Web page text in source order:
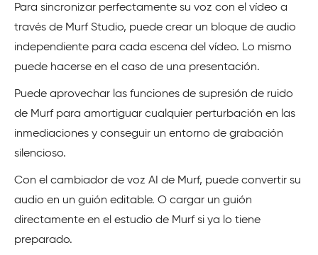
Para sincronizar perfectamente su voz con el vídeo a
través de Murf Studio, puede crear un bloque de audio
independiente para cada escena del vídeo. Lo mismo
puede hacerse en el caso de una presentación.
Puede aprovechar las funciones de supresión de ruido
de Murf para amortiguar cualquier perturbación en las
inmediaciones y conseguir un entorno de grabación
silencioso.
Con el cambiador de voz AI de Murf, puede convertir su
audio en un guión editable. O cargar un guión
directamente en el estudio de Murf si ya lo tiene
preparado.